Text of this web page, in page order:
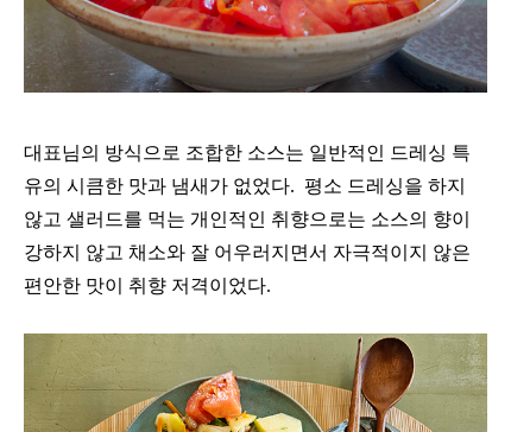
대표님의 방식으로 조합한 소스는 일반적인 드레싱 특
유의 시큼한 맛과 냄새가 없었다. 평소 드레싱을 하지
않고 샐러드를 먹는 개인적인 취향으로는 소스의 향이
강하지 않고 채소와 잘 어우러지면서 자극적이지 않은
편안한 맛이 취향 저격이었다.